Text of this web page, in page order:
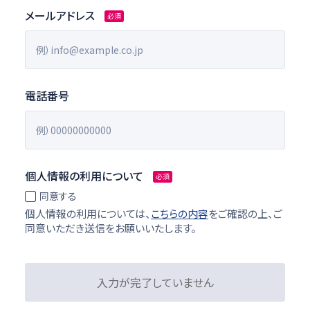
メールアドレス 必須
電話番号
個人情報の利用について 必須
同意する
個人情報の利用については、 こちらの内容をご確認の上、ご
同意いただき送信をお願いいたします。